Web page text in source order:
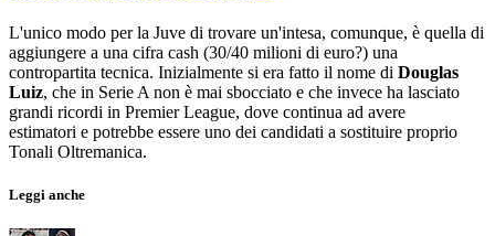
L'unico modo per la Juve di trovare un'intesa, comunque, è quella di
aggiungere a una cifra cash (30/40 milioni di euro?) una
contropartita tecnica. Inizialmente si era fatto il nome di Douglas
Luiz, che in Serie A non è mai sbocciato e che invece ha lasciato
grandi ricordi in Premier League, dove continua ad avere
estimatori e potrebbe essere uno dei candidati a sostituire proprio
Tonali Oltremanica.
Leggi anche